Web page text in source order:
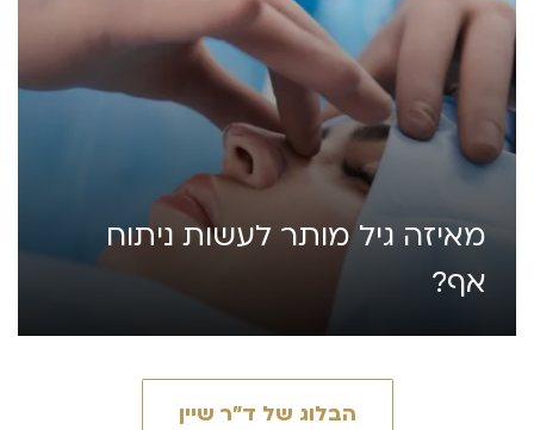
מאיזה גיל מותר לעשות ניתוח
אף?
הבלוג של ד״ר שיין